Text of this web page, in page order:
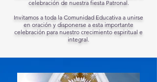
celebración de nuestra fiesta Patronal.
Invitamos a toda la Comunidad Educativa a unirse
en oración y disponerse a esta importante
celebración para nuestro crecimiento espiritual e
integral.